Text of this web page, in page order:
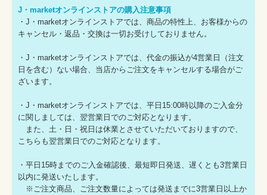
J・marketオンラインストアの購入注意事項
・J・marketオンラインストアでは、商品の特性上、お客様からの
キャンセル・返品・交換は一切お受けしておりません。
・J・marketオンラインストアでは、代金の振込が4営業日（注文
日を含む）ない場合、当店からご注文をキャンセルする場合がご
ざいます。
・J・marketオンラインストアでは、平日15:00時以降のご入金分
に関しましては、翌営業日でのご対応となります。
また、土・日・祝日は休業とさせていただいておりますので、
こちらも翌営業日でのご対応となります。
・平日15時までのご入金確認後、最短即日発送、遅くとも3営業日
以内に発送いたします。
※ご注文商品、ご注文数量によっては発送までに3営業日以上か